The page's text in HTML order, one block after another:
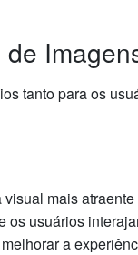
tanto para os
mais
usuários
a